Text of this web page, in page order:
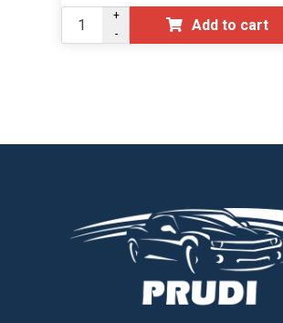
+
-
Add to cart